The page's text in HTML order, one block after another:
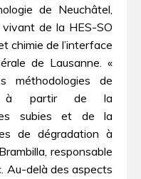
de Neuchâtel,
de la HES-SO
chimie de l’interface
de Lausanne. «
méthodologies de
à partir de la
subies et de la
de dégradation à
responsable
Au-delà des aspects